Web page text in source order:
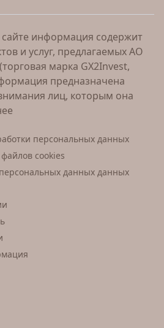
информация содержит
и услуг, предлагаемых АО
марка GX2Invest,
предназначена
лиц, которым она
персональных данных
cookies
данных данных